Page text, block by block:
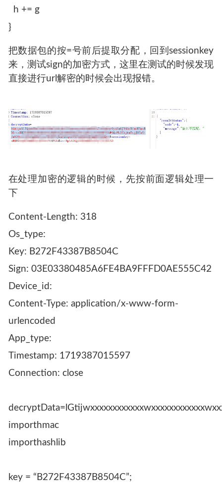
h += g
}
把数据包的按=号前后提取分配，回到sessionkey
来，测试sign的加密方式，这里在测试的时候发现
直接进行url解密的时候会出现报错。
在处理加密的逻辑的时候，先按前面逻辑处理一
下
Content-Length: 318
Os_type:
Key: B272F43387B8504C
Sign: 03E03380485A6FE4BA9FFFD0AE555C42
Device_id:
Content-Type: application/x-www-form-
urlencoded
App_type:
Timestamp: 1719387015597
Connection: close
importhmac
importhashlib
key = “B272F43387B8504C”;